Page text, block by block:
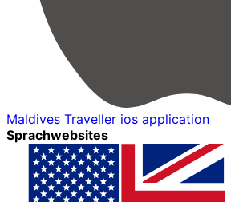
Maldives Traveller ios application
Sprachwebsites